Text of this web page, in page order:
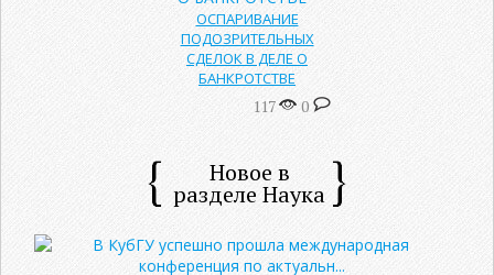
ОСПАРИВАНИЕ
ПОДОЗРИТЕЛЬНЫХ
СДЕЛОК В ДЕЛЕ О
БАНКРОТСТВЕ
117 0
Новое в
разделе Наука